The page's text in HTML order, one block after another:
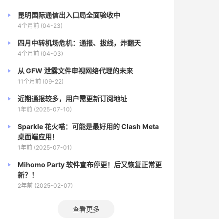
昆明国际通信出入口局全面验收中
4个月前 (04-23)
四月中转机场危机：通报、拔线，炸翻天
4个月前 (04-03)
从 GFW 泄露文件审视网络代理的未来
11个月前 (09-22)
近期通报较多，用户需更新订阅地址
1年前 (2025-07-10)
Sparkle 花火喵：可能是最好用的 Clash Meta
桌面端应用！
1年前 (2025-07-01)
Mihomo Party 软件宣布停更！后又恢复正常更
新？！
2年前 (2025-02-07)
查看更多